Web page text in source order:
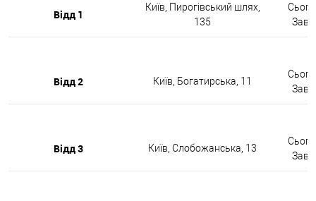
Відд 1
Київ, Пирогівський шлях,
135
Відд 2 Київ, Богатирська, 11
Відд 3 Київ, Слобожанська, 13